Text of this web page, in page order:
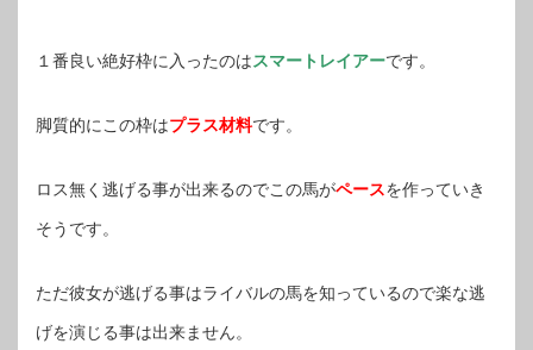
１番良い絶好枠に入ったのはスマートレイアーです。
脚質的にこの枠はプラス材料です。
ロス無く逃げる事が出来るのでこの馬がペースを作っていき
そうです。
ただ彼女が逃げる事はライバルの馬を知っているので楽な逃
げを演じる事は出来ません。